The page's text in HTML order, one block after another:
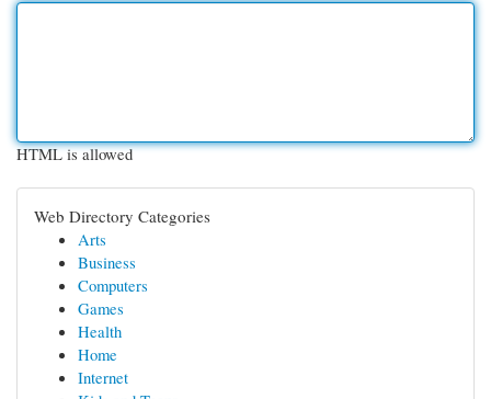
HTML is allowed
Web Directory Categories
Arts
Business
Computers
Games
Health
Home
Internet